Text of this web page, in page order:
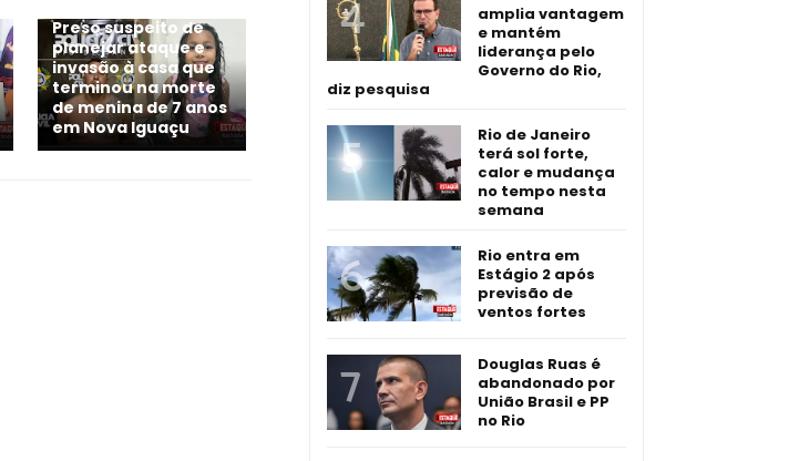
Preso suspeito de
planejar ataque e
invasão à casa que
terminou na morte
de menina de 7 anos
em Nova Iguaçu
amplia vantagem
e mantém
liderança pelo
Governo do Rio,
diz pesquisa
Rio de Janeiro
terá sol forte,
calor e mudança
no tempo nesta
semana
Rio entra em
Estágio 2 após
previsão de
ventos fortes
Douglas Ruas é
abandonado por
União Brasil e PP
no Rio